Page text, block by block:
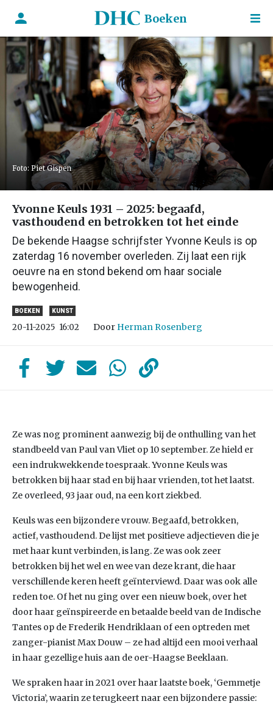
Boeken
Foto: Piet Gispen
Yvonne Keuls 1931 – 2025: begaafd,
vasthoudend en betrokken tot het einde
De bekende Haagse schrijfster Yvonne Keuls is op
zaterdag 16 november overleden. Zij laat een rijk
oeuvre na en stond bekend om haar sociale
bewogenheid.
BOEKEN KUNST
20-11-2025 16:02 Door Herman Rosenberg
Ze was nog prominent aanwezig bij de onthulling van het
standbeeld van Paul van Vliet op 10 september. Ze hield er
een indrukwekkende toespraak. Yvonne Keuls was
betrokken bij haar stad en bij haar vrienden, tot het laatst.
Ze overleed, 93 jaar oud, na een kort ziekbed.
Keuls was een bijzondere vrouw. Begaafd, betrokken,
actief, vasthoudend. De lijst met positieve adjectieven die je
met haar kunt verbinden, is lang. Ze was ook zeer
betrokken bij het wel en wee van deze krant, die haar
verschillende keren heeft geïnterviewd. Daar was ook alle
reden toe. Of het nu ging over een nieuw boek, over het
door haar geïnspireerde en betaalde beeld van de Indische
Tantes op de Frederik Hendriklaan of een optreden met
zanger-pianist Max Douw – ze had altijd een mooi verhaal
in haar gezellige huis aan de oer-Haagse Beeklaan.
We spraken haar in 2021 over haar laatste boek, ‘Gemmetje
Victoria’, waarin ze terugkeert naar een bijzondere passie: